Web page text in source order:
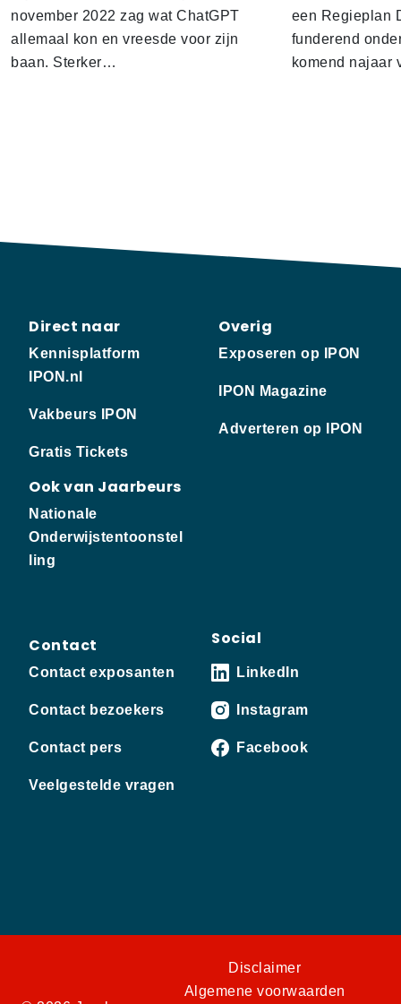
november 2022 zag wat ChatGPT
allemaal kon en vreesde voor zijn
baan. Sterker…
een Regieplan
funderend
komend najaar
Direct naar
Kennisplatform
IPON.nl
Vakbeurs IPON
Gratis Tickets
Ook van Jaarbeurs
Nationale
Onderwijstentoonstel
ling
Overig
Exposeren op IPON
IPON Magazine
Adverteren op IPON
Contact
Contact exposanten
Contact bezoekers
Contact pers
Veelgestelde vragen
Social
LinkedIn
Instagram
Facebook
Disclaimer
Algemene voorwaarden